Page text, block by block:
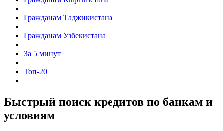
Гражданам Таджикистана
Гражданам Узбекистана
За 5 минут
Топ-20
Быстрый поиск кредитов по банкам и
условиям